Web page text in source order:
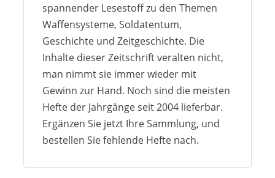
spannender Lesestoff zu den Themen
Waffensysteme, Soldatentum,
Geschichte und Zeitgeschichte. Die
Inhalte dieser Zeitschrift veralten nicht,
man nimmt sie immer wieder mit
Gewinn zur Hand. Noch sind die meisten
Hefte der Jahrgänge seit 2004 lieferbar.
Ergänzen Sie jetzt Ihre Sammlung, und
bestellen Sie fehlende Hefte nach.